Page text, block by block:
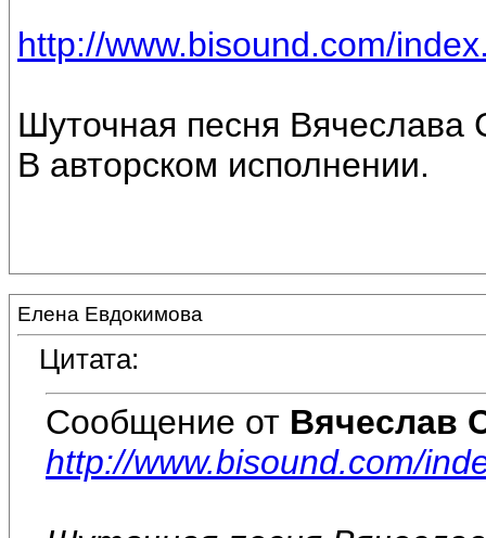
http://www.bisound.com/
Шуточная песня Вячеслава
В авторском исполнении.
Елена Евдокимова
Цитата:
Сообщение от Вячеслав
http://www.bisound.com/